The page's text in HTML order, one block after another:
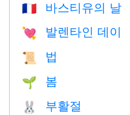
🇫🇷 바스티유의 날
💘 발렌타인 데이
📜 법
🌱 봄
🐰 부활절